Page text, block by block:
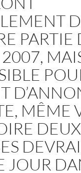
PARTIE
2007,
MÊME
JOUR